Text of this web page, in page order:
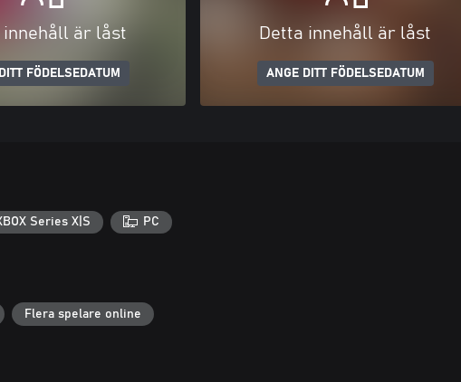
innehåll är låst
FÖDELSEDATUM
Detta innehåll är låst
ANGE DITT FÖDELSEDATUM
Series X|S PC
Flera spelare online